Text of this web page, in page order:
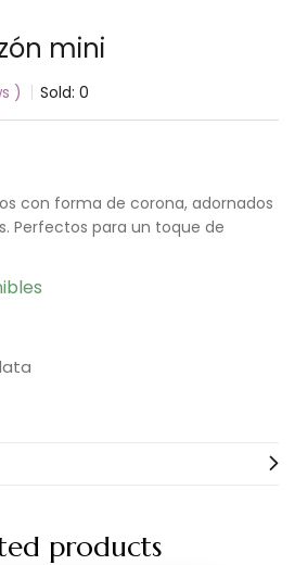
mini
Sold: 0
con forma de corona, adornados
Perfectos para un toque de
products